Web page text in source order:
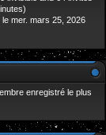
, le mer. mars 25, 2026
enregistré le plus